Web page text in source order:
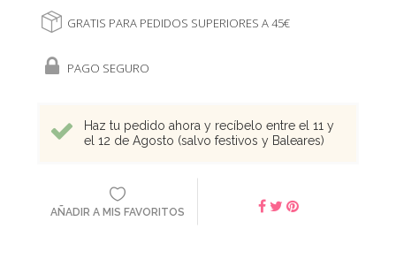
GRATIS PARA PEDIDOS SUPERIORES A 45€
PAGO SEGURO
Haz tu pedido ahora y recíbelo entre el 11 y
el 12 de Agosto (salvo festivos y Baleares)
AÑADIR A MIS FAVORITOS